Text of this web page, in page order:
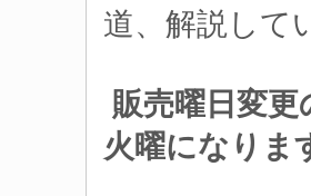
道、解説して
販売曜日変
火曜になりま